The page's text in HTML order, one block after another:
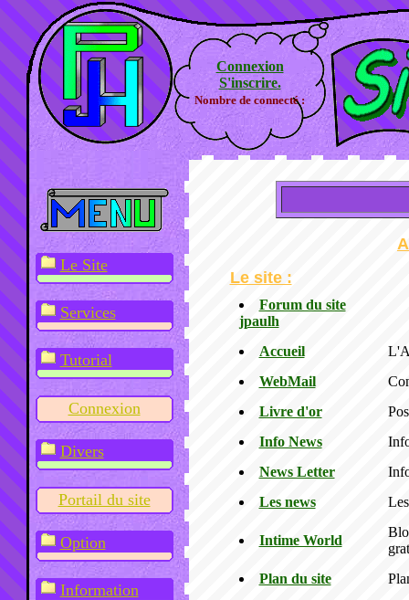
Connexion
S'inscrire.
Nombre de connecté :
Le Site
Services
Tutorial
Connexion
Divers
Portail du site
Option
Information
Le site :
Forum du site
jpaulh
Accueil
WebMail
Livre d'or
Info News
News Letter
Les news
Intime World
Plan du site